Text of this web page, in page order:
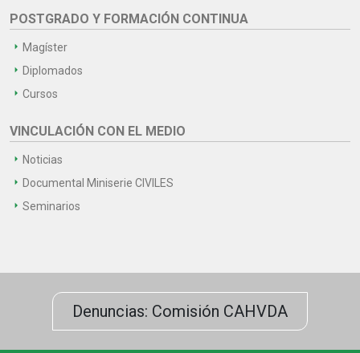
POSTGRADO Y FORMACIÓN CONTINUA
Magíster
Diplomados
Cursos
VINCULACIÓN CON EL MEDIO
Noticias
Documental Miniserie CIVILES
Seminarios
Denuncias: Comisión CAHVDA